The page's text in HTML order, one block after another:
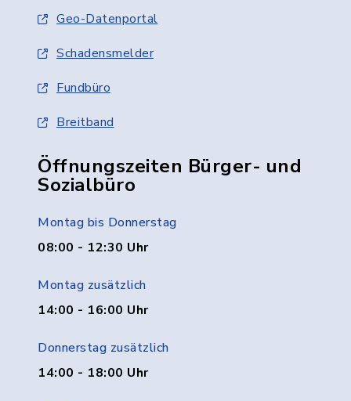
Geo-Datenportal
Schadensmelder
Fundbüro
Breitband
Öffnungszeiten Bürger- und
Sozialbüro
Montag bis Donnerstag
08:00 - 12:30 Uhr
Montag zusätzlich
14:00 - 16:00 Uhr
Donnerstag zusätzlich
14:00 - 18:00 Uhr